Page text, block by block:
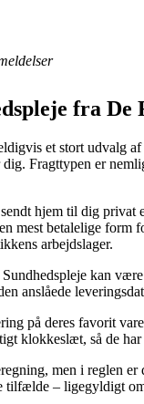
fra De
et stort udvalg
Fragttypen er
hjem til dig
mest betalelige
arbejdslager.
Sundhedspleje kan
anslåede
på deres favorit
klokkeslæt, så de
men i reglen
tilfælde – ligegyldigt